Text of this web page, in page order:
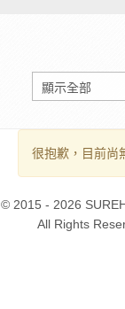
很抱歉，目前尚
© 2015 - 2026
All Rights